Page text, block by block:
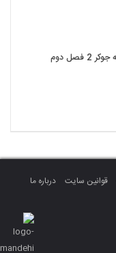
دانلود مسابقه جوکر 2 فصل دوم
قوانین سایت
درباره ما